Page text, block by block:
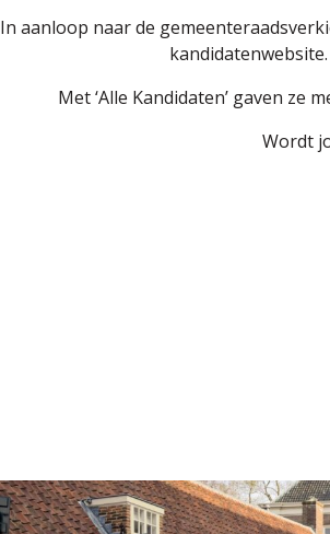
In aanloop naar de
Met ‘Alle Kandidaten’ gaven ze
Wordt